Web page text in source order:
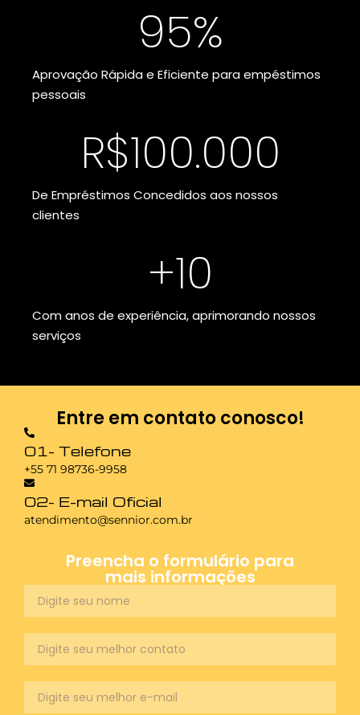
Aprovação Rápida e Eficiente para empéstimos
pessoais
95%
De Empréstimos Concedidos aos nossos
clientes
R$100.000
Com anos de experiência, aprimorando nossos
serviços
+10
Entre em contato conosco!
01- Telefone
+55 71 98736-9958
02- E-mail Oficial
atendimento@sennior.com.br
Preencha o formulário para
mais informações